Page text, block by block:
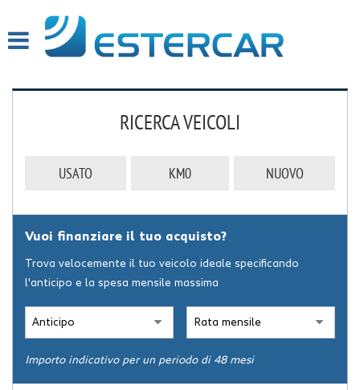
GARANZIA 12 MESI
RICEVIMENTO CLIENTI
RICERCA VEICOLI
USATO KM0 NUOVO
Vuoi finanziare il tuo acquisto?
Trova velocemente il tuo veicolo ideale specificando
l'anticipo e la spesa mensile massima
Importo indicativo per un periodo di 48 mesi